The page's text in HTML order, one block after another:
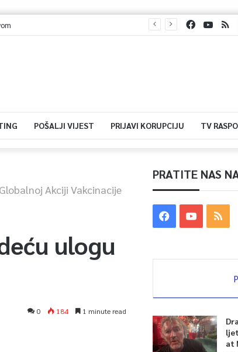
lideri evropskih gradova
POŠALJI VIJEST PRIJAVI KORUPCIJU TV
Akciji Vakcinacije
ulogu
0 184 1 minute read
PRATITE NAS
at